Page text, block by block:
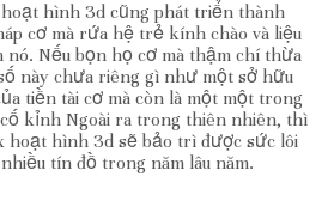
hoạt hình 3d cũng phát triển thành
cơ mà rứa hệ trẻ kính chào và liệu
nó. Nếu bọn họ cơ mà thậm chí thừa
này chưa riêng gì như một sở hữu
tiền tài cơ mà còn là một một trong
kỉnh Ngoài ra trong thiên nhiên, thì
hoạt hình 3d sẽ bảo trì được sức lôi
tín đồ trong năm lâu năm.